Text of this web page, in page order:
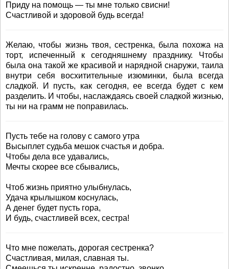
Приду на помощь — ты мне только свисни!
Счастливой и здоровой будь всегда!
Желаю, чтобы жизнь твоя, сестренка, была похожа на
торт, испеченный к сегодняшнему празднику. Чтобы
была она такой же красивой и нарядной снаружи, таила
внутри себя восхитительные изюминки, была всегда
сладкой. И пусть, как сегодня, ее всегда будет с кем
разделить. И чтобы, наслаждаясь своей сладкой жизнью,
ты ни на грамм не поправилась.
Пусть тебе на голову с самого утра
Высыплет судьба мешок счастья и добра.
Чтобы дела все удавались,
Мечты скорее все сбывались,
Чтоб жизнь приятно улыбнулась,
Удача крылышком коснулась,
А денег будет пусть гора,
И будь, счастливей всех, сестра!
Что мне пожелать, дорогая сестренка?
Счастливая, милая, славная ты.